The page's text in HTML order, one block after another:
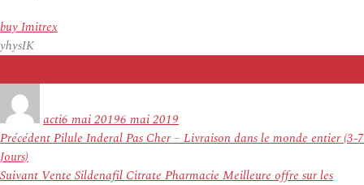
buy Imitrex
yhysIK
actile
6 mai 20196 mai 2019
Navigation
de
l’article
PrécédentArticle
Pilule Inderal Pas Cher – Livraison dans le monde entier (3-7
Jours)
Suivant Article
Vente Sildenafil Citrate Pharmacie Meilleure offre sur les